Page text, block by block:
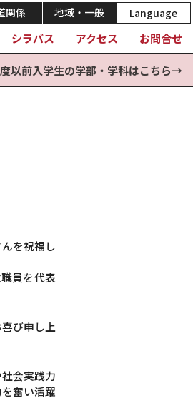
関係 地域・一般 Language
シラバス アクセス お問合せ
以前入学生の学部・学科はこちら→
を祝福し
員を代表
び申し上
会実践力
奮い活躍